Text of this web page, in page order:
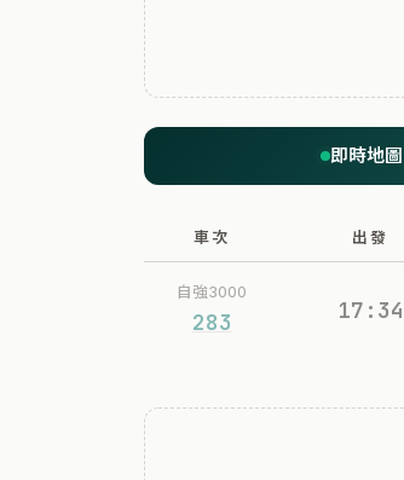
即時地圖
車次 出發
自強3000
283 17:34